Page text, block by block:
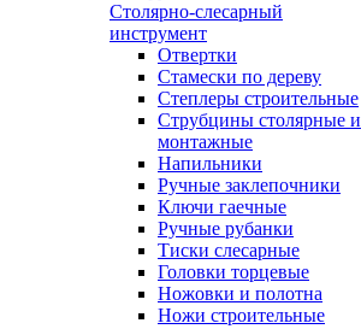
Столярно-слесарный
инструмент
Отвертки
Стамески по дереву
Степлеры строительные
Струбцины столярные и
монтажные
Напильники
Ручные заклепочники
Ключи гаечные
Ручные рубанки
Тиски слесарные
Головки торцевые
Ножовки и полотна
Ножи строительные